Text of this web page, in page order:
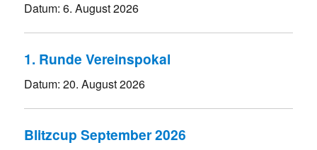
Datum:6. August 2026
1. Runde Vereinspokal
Datum:20. August 2026
Blitzcup September 2026